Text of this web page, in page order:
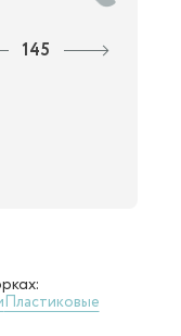
145
Пластиковые